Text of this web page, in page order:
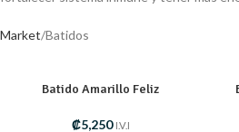
Market Batidos
Batido Amarillo Feliz
₡5,250 I.V.I